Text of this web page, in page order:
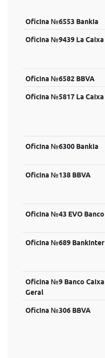
Oficina №6553 Bankia
Oficina №9439 La Caixa
Oficina №6582 BBVA
Oficina №5817 La Caixa
Oficina №6300 Bankia
Oficina №138 BBVA
Oficina №43 EVO Banco
Oficina №689 Bankinter
Oficina №9 Banco Caixa
Geral
Oficina №306 BBVA